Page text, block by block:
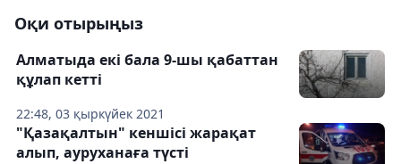
Оқи отырыңыз
22:48, 03 қыркүйек 2021
Алматыда екі бала 9-шы қабаттан
құлап кетті
"Қазақалтын" кеншісі жарақат
алып, ауруханаға түсті